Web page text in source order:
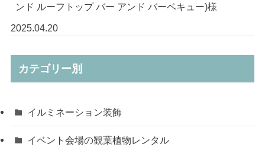
ンド ルーフトップ バー アンド バーベキュー)様
2025.04.20
カテゴリー別
イルミネーション装飾
イベント会場の観葉植物レンタル